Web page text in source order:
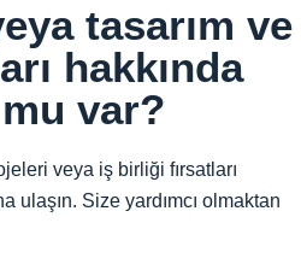
tasarım ve
hakkında
var?
veya iş birliği fırsatları
ulaşın. Size yardımcı olmaktan